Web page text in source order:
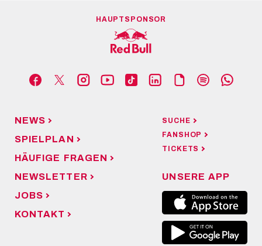
HAUPTSPONSOR
NEWS
SPIELPLAN
HÄUFIGE FRAGEN
NEWSLETTER
JOBS
KONTAKT
SUCHE
FANSHOP
TICKETS
UNSERE APP